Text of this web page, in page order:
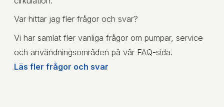
Var hittar jag fler frågor och svar?
Vi har samlat fler vanliga frågor om pumpar, service
och användningsområden på vår FAQ-sida.
Läs fler frågor och svar